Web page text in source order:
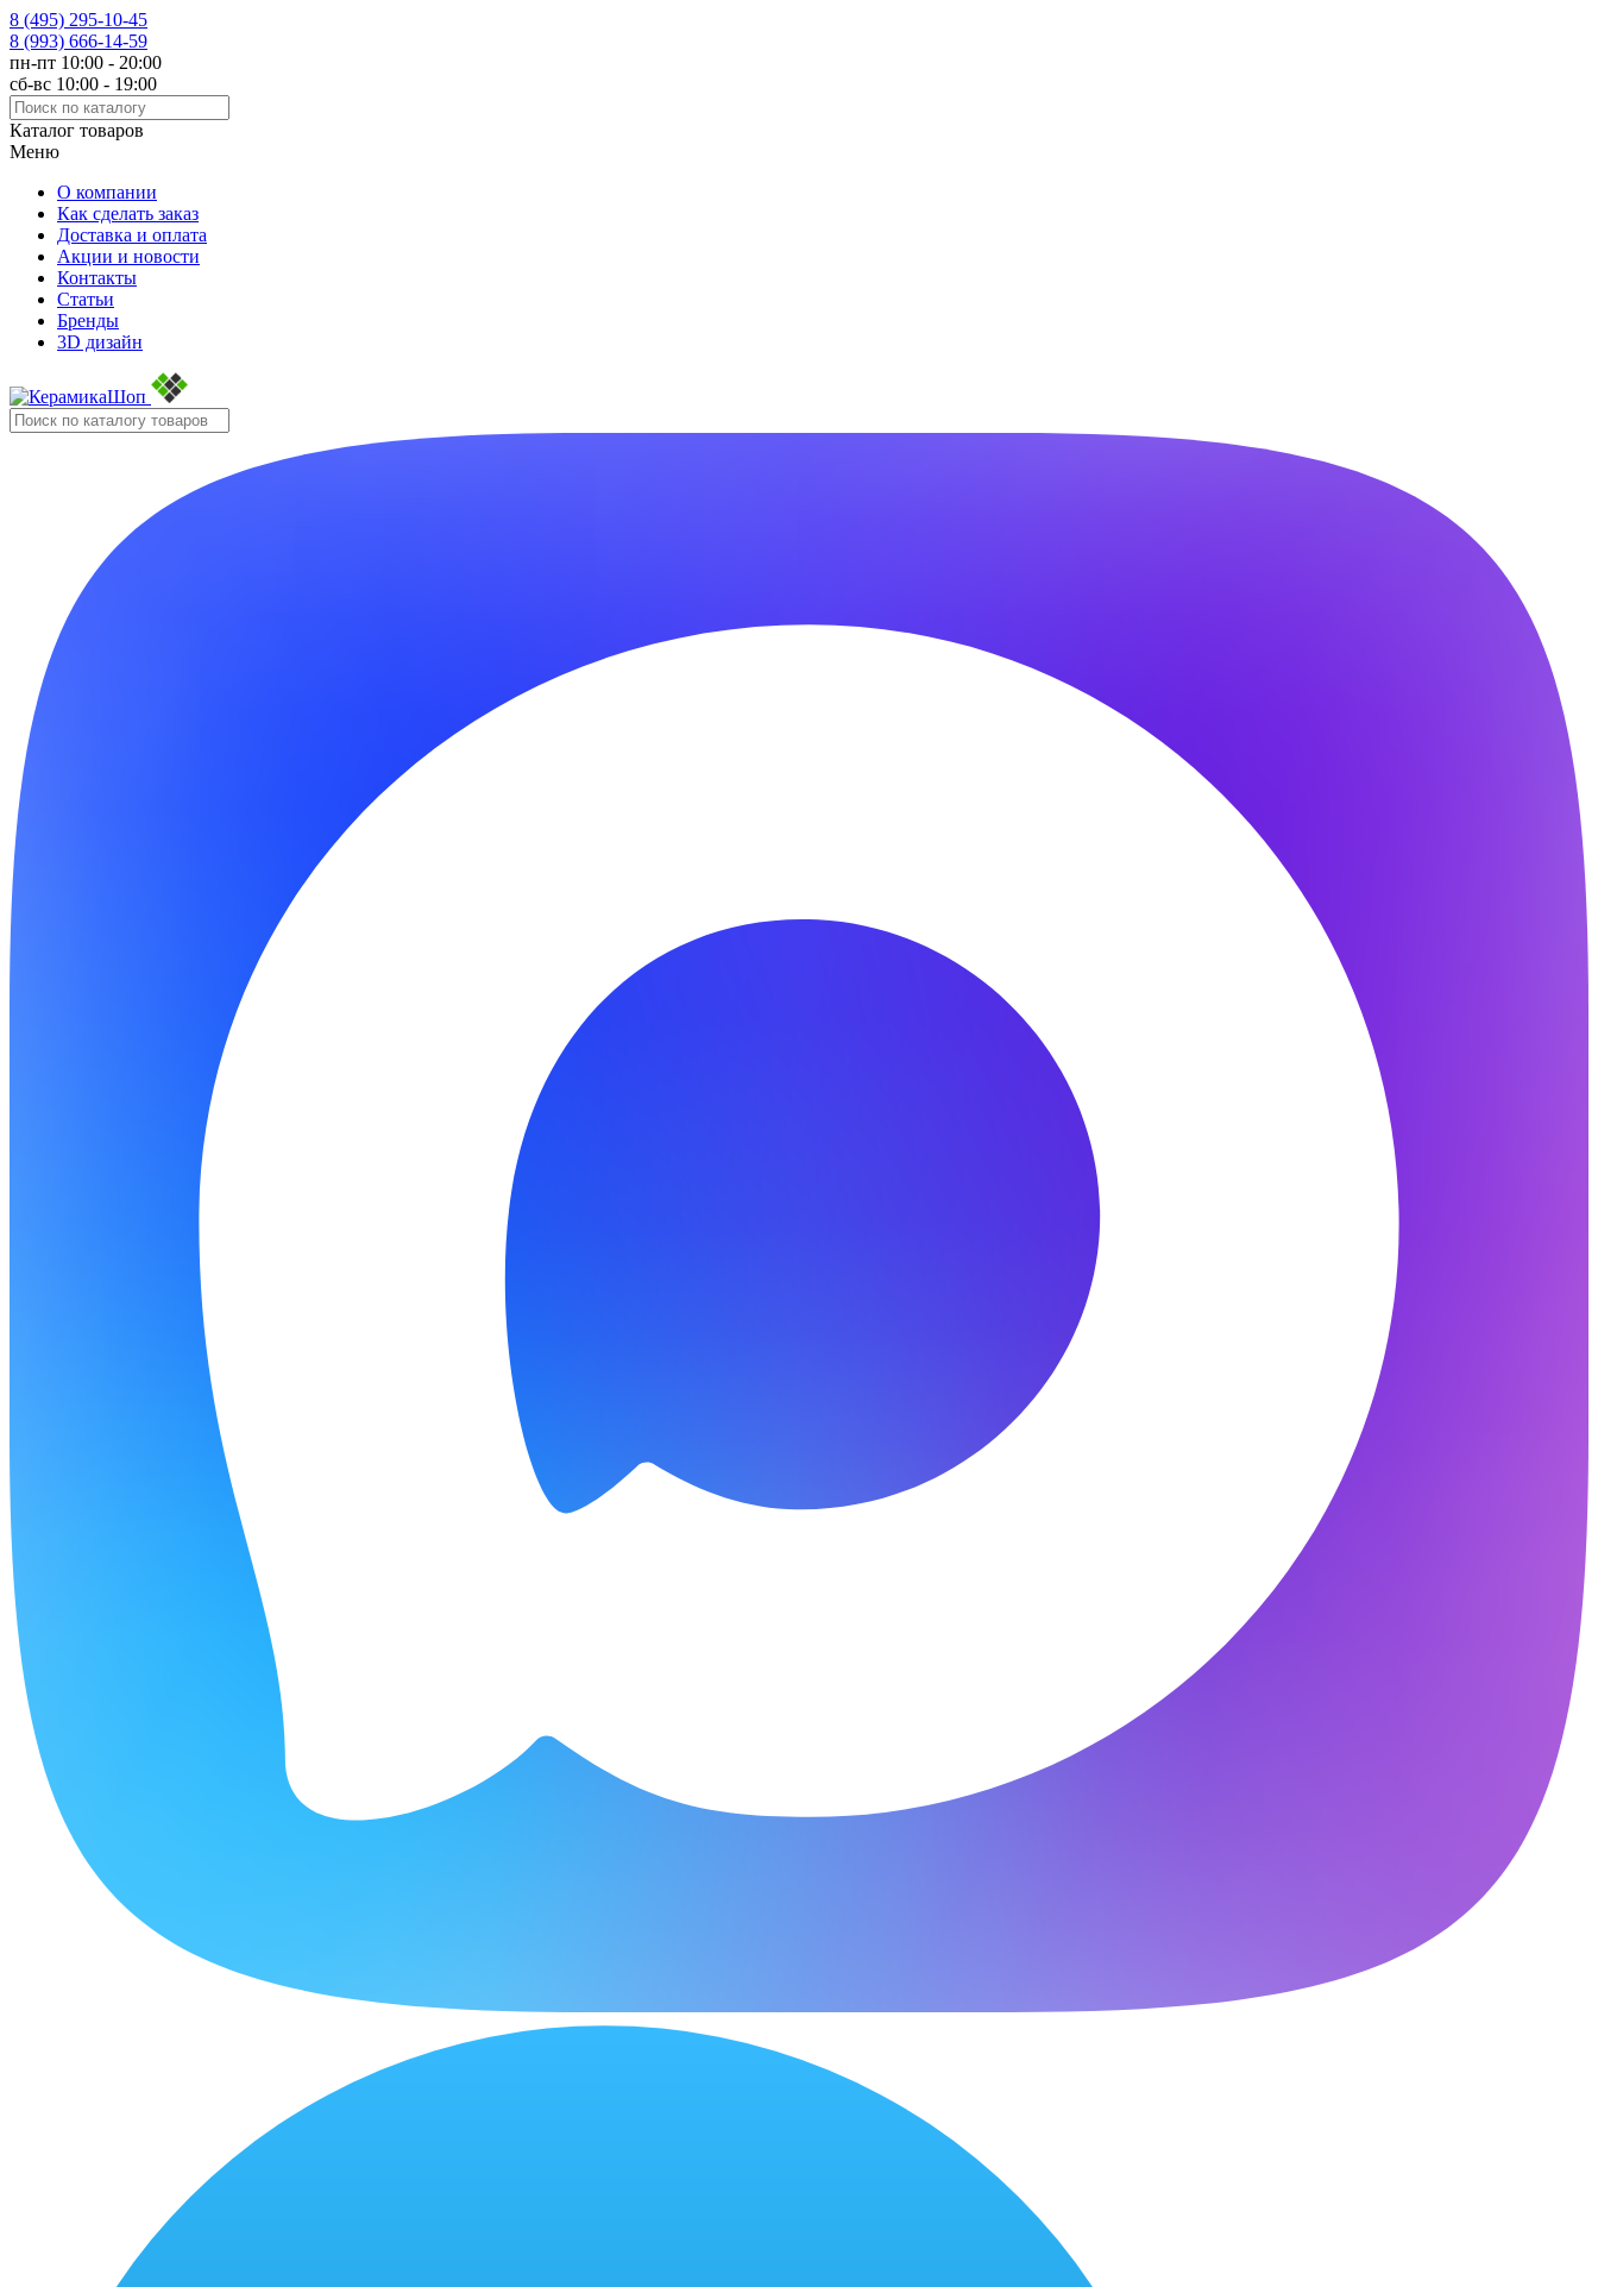
8 (495) 295-10-45
8 (993) 666-14-59
пн-пт 10:00 - 20:00
сб-вс 10:00 - 19:00
Каталог товаров
Меню
О компании
Как сделать заказ
Доставка и оплата
Акции и новости
Контакты
Статьи
Бренды
3D дизайн